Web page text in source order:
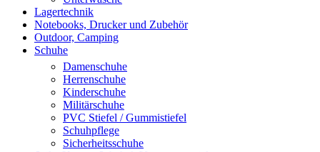
Lagertechnik
Notebooks, Drucker und Zubehör
Outdoor, Camping
Schuhe
Damenschuhe
Herrenschuhe
Kinderschuhe
Militärschuhe
PVC Stiefel / Gummistiefel
Schuhpflege
Sicherheitsschuhe